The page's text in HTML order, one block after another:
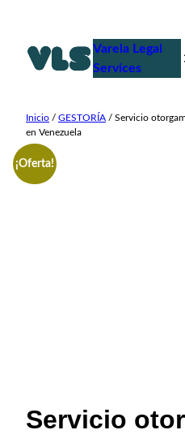
contenido
Varela Legal
Services
Inicio / GESTORÍA / Servicio
en Venezuela
¡Oferta!
Servicio